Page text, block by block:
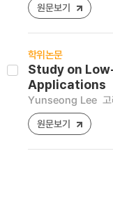
원문보기
학위논문
Study on
Applications
Yunseong Lee
원문보기